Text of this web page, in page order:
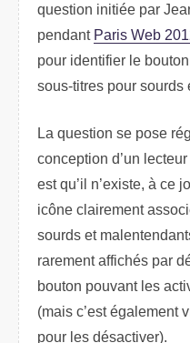
question initiée par
pendant Paris Web
pour identifier le
sous-titres pour sourds
La question se pose
conception d’un
est qu’il n’existe, à ce
icône clairement
sourds et
rarement affichés par
bouton pouvant les
(mais c’est également
pour les désactiver).